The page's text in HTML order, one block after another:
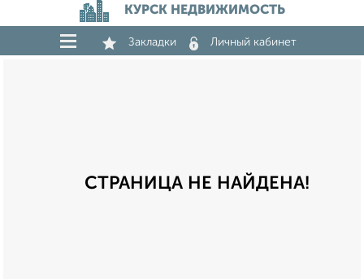
КУРСК НЕДВИЖИМОСТЬ
Закладки Личный кабинет
СТРАНИЦА НЕ НАЙДЕНА!